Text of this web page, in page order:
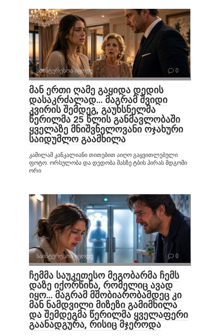
საინტერესოა იცოდე 0
მან ერთი ღამე გაყიდა დედის
დასაკრძალად… მაგრამ შვიდი
კვირის შემდეგ, გაუხსნელმა
წერილმა 25 წლის განმავლობაში
ყველაზე მნიშვნელოვანი ოჯახური
საიდუმლო გაამხილა
კამილამ კანკალიანი თითებით აიღო გაყვითლებული
ფოტო. ორსულობა და დედობა მასზე ტბის პირას მდგომი
ორი
საინტერესოა იცოდე 0
ჩემმა საუკეთესო მეგობარმა ჩემს
დაზე იქორწინა, რომელიც ავად
იყო… მაგრამ მშობიარობამდეც კი
მან ნამდვილი მიზეზი გამიმხილა
და შემდეგმა წერილმა ყველაფერი
გაანადგურა, რისიც მჯეროდა